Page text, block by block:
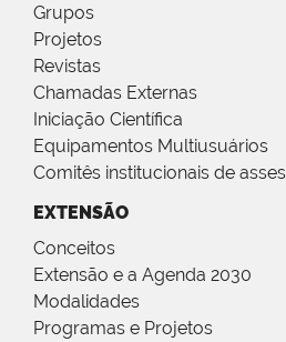
Grupos
Projetos
Revistas
Chamadas Externas
Iniciação Científica
Equipamentos Multiusuários
Comitês institucionais de
EXTENSÃO
Conceitos
Extensão e a Agenda 2030
Modalidades
Programas e Projetos